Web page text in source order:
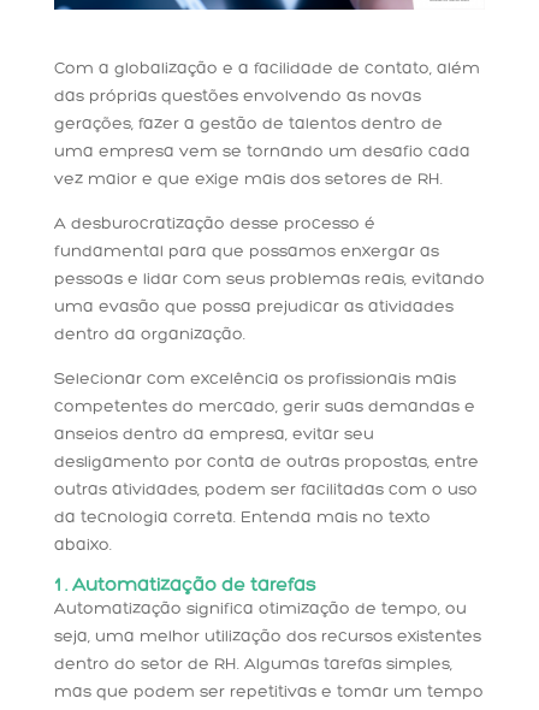
Com a globalização e a facilidade de contato, além
das próprias questões envolvendo as novas
gerações, fazer a gestão de talentos dentro de
uma empresa vem se tornando um desafio cada
vez maior e que exige mais dos setores de RH.
A desburocratização desse processo é
fundamental para que possamos enxergar as
pessoas e lidar com seus problemas reais, evitando
uma evasão que possa prejudicar as atividades
dentro da organização.
Selecionar com excelência os profissionais mais
competentes do mercado, gerir suas demandas e
anseios dentro da empresa, evitar seu
desligamento por conta de outras propostas, entre
outras atividades, podem ser facilitadas com o uso
da tecnologia correta. Entenda mais no texto
abaixo.
1 . Automatização de tarefas
Automatização significa otimização de tempo, ou
seja, uma melhor utilização dos recursos existentes
dentro do setor de RH. Algumas tarefas simples,
mas que podem ser repetitivas e tomar um tempo